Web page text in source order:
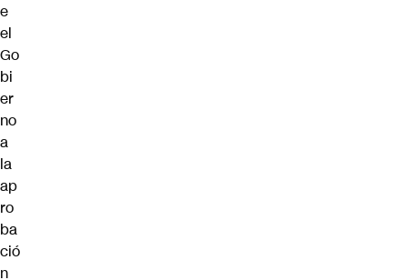
e
el
Go
bi
er
no
a
la
ap
ro
ba
ció
n